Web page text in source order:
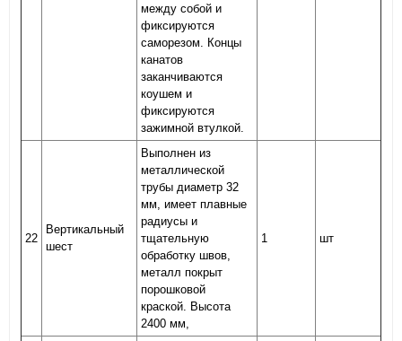
между собой и
фиксируются
саморезом. Концы
канатов
заканчиваются
коушем и
фиксируются
зажимной втулкой.
22
Вертикальный
шест
Выполнен из
металлической
трубы диаметр 32
мм, имеет плавные
радиусы и
тщательную
обработку швов,
металл покрыт
порошковой
краской. Высота
2400 мм,
1 шт